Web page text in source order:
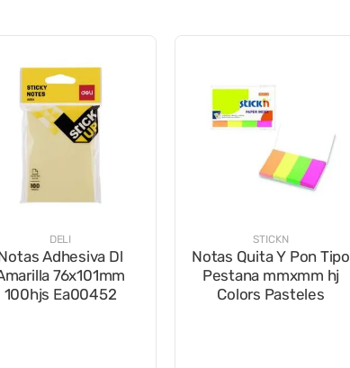
DELI
Adhesiva Dl
76x101mm
100hjs Ea00452
STICKN
Notas Quita Y Pon Tipo
Pestana mmxmm hj
Colors Pasteles